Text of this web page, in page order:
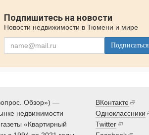
Подпишитесь на новости
Новости недвижимости в Тюмени и мире
Подписаться
Обзор») —
недвижимости
«Квартирный
ВКонтакте
Одноклассники
Twitter